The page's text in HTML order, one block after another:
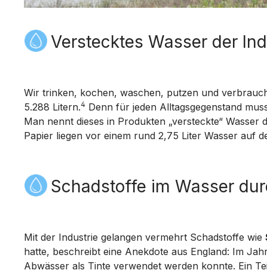
Verstecktes Wasser der
Wir trinken, kochen, waschen, putzen und
5.288 Litern.4 Denn für jeden Alltagsgegenstand
Man nennt dieses in Produkten „versteckte“ Wasser
Papier liegen vor einem rund 2,75 Liter Wasser auf
Schadstoffe im Wasser
Mit der Industrie gelangen vermehrt Schadstoffe wie
hatte, beschreibt eine Anekdote aus England: Im
Abwässer als Tinte verwendet werden konnte. Ein